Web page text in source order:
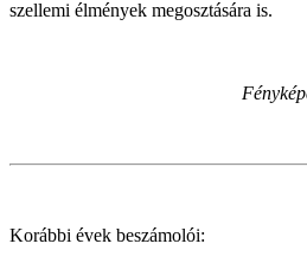
szellemi élmények megosztására is.
Korábbi évek beszámolói: